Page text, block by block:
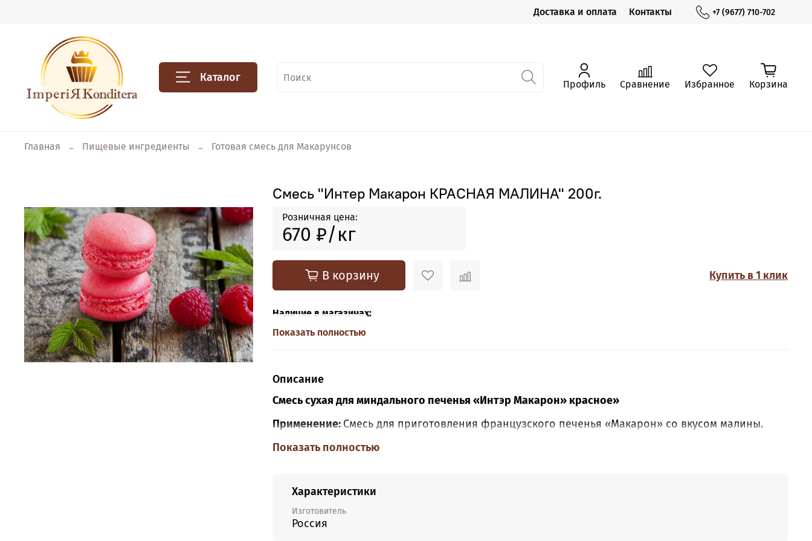
Доставка и оплата Контакты +7 (9677) 710-702
Каталог Профиль Сравнение Избранное Корзина
Главная Пищевые ингредиенты Готовая смесь для Макарунсов
Смесь "Интер Макарон КРАСНАЯ МАЛИНА" 200г.
Розничная цена:
670 ₽
В корзину Купить в 1 клик
Наличие в магазинах:
Показать полностью
Описание
Смесь сухая для миндального печенья «Интэр Макарон» красное»
Применение: Смесь для приготовления французского печенья «Макарон» со вкусом малины.
Внешний вид:порошкообразная сыпучая смесь с включениями молотого миндаля.
Технология приготовления:
Дозировка:Смесь «Интэр Макарон» красное» -1000 г, вода горячая (50℃) – 250г.
Показать полностью
Характеристики
Изготовитель
Россия